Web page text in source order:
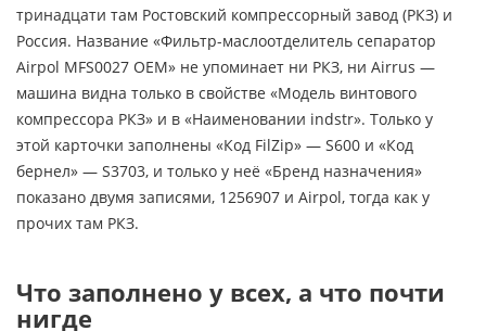
тринадцати там Ростовский компрессорный завод (РКЗ) и
Россия. Название «Фильтр-маслоотделитель сепаратор
Airpol MFS0027 OEM» не упоминает ни РКЗ, ни Airrus —
машина видна только в свойстве «Модель винтового
компрессора РКЗ» и в «Наименовании indstr». Только у
этой карточки заполнены «Код FilZip» — S600 и «Код
бернел» — S3703, и только у неё «Бренд назначения»
показано двумя записями, 1256907 и Airpol, тогда как у
прочих там РКЗ.
Что заполнено у всех, а что почти
нигде